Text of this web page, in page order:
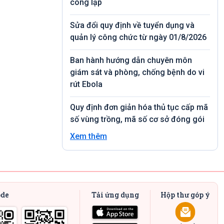
công lập
Sửa đổi quy định về tuyển dụng và
quản lý công chức từ ngày 01/8/2026
Ban hành hướng dẫn chuyên môn
giám sát và phòng, chống bệnh do vi
rút Ebola
Quy định đơn giản hóa thủ tục cấp mã
số vùng trồng, mã số cơ sở đóng gói
Xem thêm
Tải ứng dụng Hộp thư góp ý